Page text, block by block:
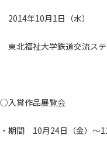
2014年10月1日（水）
東北福祉大学鉄道交流ス
○入賞作品展覧会
・期間 10月24日（金）～